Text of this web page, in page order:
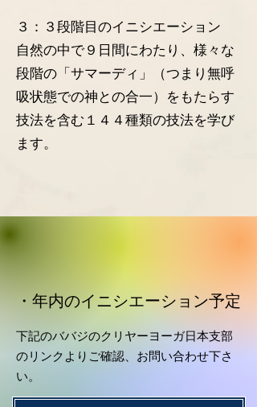
３：３段階目のイニシエーション
自然の中で９日間にわたり、様々な
段階の「サマーディ」（つまり無呼
吸状態での神との合一）をもたらす
技法を含む１４４種類の技法を学び
ます。
​・年内のイニシエーション予定
下記のババジのクリヤーヨーガ日本支部
のリンクよりご確認、お問い合わせ下さ
い。